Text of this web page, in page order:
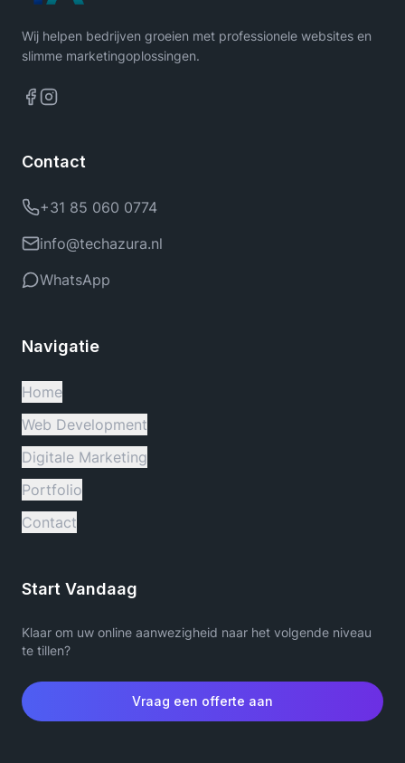
Wij helpen bedrijven groeien met professionele websites en
slimme marketingoplossingen.
Contact
+31 85 060 0774
info@techazura.nl
WhatsApp
Navigatie
Home
Web Development
Digitale Marketing
Portfolio
Contact
Start Vandaag
Klaar om uw online aanwezigheid naar het volgende niveau
te tillen?
Vraag een offerte aan